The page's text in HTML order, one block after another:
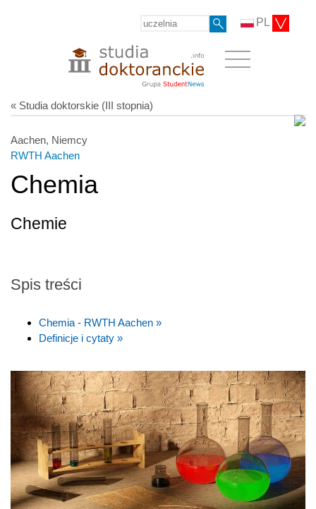
PL
« Studia doktorskie (III stopnia)
Aachen, Niemcy
RWTH Aachen
Chemia
Chemie
Spis treści
Chemia - RWTH Aachen »
Definicje i cytaty »